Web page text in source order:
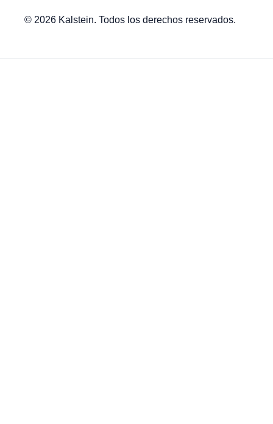
© 2026 Kalstein. Todos los derechos reservados.